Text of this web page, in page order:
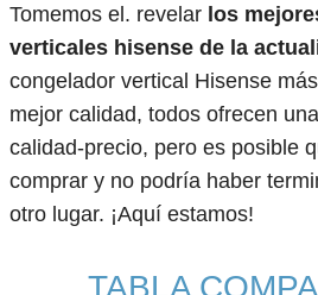
Tomemos el. revelar los
verticales hisense de la
congelador vertical Hisense
mejor calidad, todos ofrecen
calidad-precio, pero es posible
comprar y no podría haber
otro lugar. ¡Aquí estamos!
TABLA